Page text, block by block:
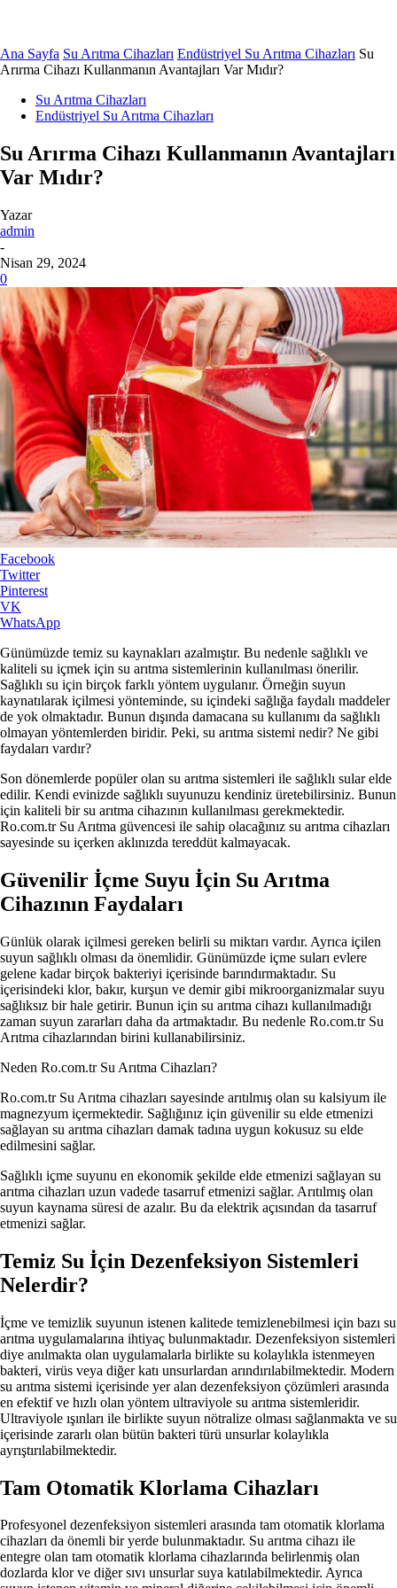
Ana Sayfa Su Arıtma Cihazları Endüstriyel Su Arıtma Cihazları Su
Arırma Cihazı Kullanmanın Avantajları Var Mıdır?
Su Arıtma Cihazları
Endüstriyel Su Arıtma Cihazları
Su Arırma Cihazı Kullanmanın Avantajları
Var Mıdır?
Yazar
admin
-
Nisan 29, 2024
0
Facebook
Twitter
Pinterest
VK
WhatsApp
Günümüzde temiz su kaynakları azalmıştır. Bu nedenle sağlıklı ve
kaliteli su içmek için su arıtma sistemlerinin kullanılması önerilir.
Sağlıklı su için birçok farklı yöntem uygulanır. Örneğin suyun
kaynatılarak içilmesi yönteminde, su içindeki sağlığa faydalı maddeler
de yok olmaktadır. Bunun dışında damacana su kullanımı da sağlıklı
olmayan yöntemlerden biridir. Peki, su arıtma sistemi nedir? Ne gibi
faydaları vardır?
Son dönemlerde popüler olan su arıtma sistemleri ile sağlıklı sular elde
edilir. Kendi evinizde sağlıklı suyunuzu kendiniz üretebilirsiniz. Bunun
için kaliteli bir su arıtma cihazının kullanılması gerekmektedir.
Ro.com.tr Su Arıtma güvencesi ile sahip olacağınız su arıtma cihazları
sayesinde su içerken aklınızda tereddüt kalmayacak.
Güvenilir İçme Suyu İçin Su Arıtma
Cihazının Faydaları
Günlük olarak içilmesi gereken belirli su miktarı vardır. Ayrıca içilen
suyun sağlıklı olması da önemlidir. Günümüzde içme suları evlere
gelene kadar birçok bakteriyi içerisinde barındırmaktadır. Su
içerisindeki klor, bakır, kurşun ve demir gibi mikroorganizmalar suyu
sağlıksız bir hale getirir. Bunun için su arıtma cihazı kullanılmadığı
zaman suyun zararları daha da artmaktadır. Bu nedenle Ro.com.tr Su
Arıtma cihazlarından birini kullanabilirsiniz.
Neden Ro.com.tr Su Arıtma Cihazları?
Ro.com.tr Su Arıtma cihazları sayesinde arıtılmış olan su kalsiyum ile
magnezyum içermektedir. Sağlığınız için güvenilir su elde etmenizi
sağlayan su arıtma cihazları damak tadına uygun kokusuz su elde
edilmesini sağlar.
Sağlıklı içme suyunu en ekonomik şekilde elde etmenizi sağlayan su
arıtma cihazları uzun vadede tasarruf etmenizi sağlar. Arıtılmış olan
suyun kaynama süresi de azalır. Bu da elektrik açısından da tasarruf
etmenizi sağlar.
Temiz Su İçin Dezenfeksiyon Sistemleri
Nelerdir?
İçme ve temizlik suyunun istenen kalitede temizlenebilmesi için bazı su
arıtma uygulamalarına ihtiyaç bulunmaktadır. Dezenfeksiyon sistemleri
diye anılmakta olan uygulamalarla birlikte su kolaylıkla istenmeyen
bakteri, virüs veya diğer katı unsurlardan arındırılabilmektedir. Modern
su arıtma sistemi içerisinde yer alan dezenfeksiyon çözümleri arasında
en efektif ve hızlı olan yöntem ultraviyole su arıtma sistemleridir.
Ultraviyole ışınları ile birlikte suyun nötralize olması sağlanmakta ve su
içerisinde zararlı olan bütün bakteri türü unsurlar kolaylıkla
ayrıştırılabilmektedir.
Tam Otomatik Klorlama Cihazları
Profesyonel dezenfeksiyon sistemleri arasında tam otomatik klorlama
cihazları da önemli bir yerde bulunmaktadır. Su arıtma cihazı ile
entegre olan tam otomatik klorlama cihazlarında belirlenmiş olan
dozlarda klor ve diğer sıvı unsurlar suya katılabilmektedir. Ayrıca